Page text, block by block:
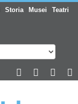
Storia Musei Teatri